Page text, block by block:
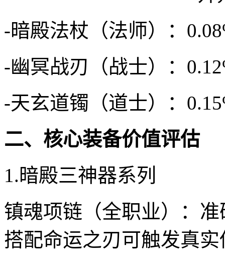
-暗殿法杖（法师）：
-幽冥战刃（战士）：
-天玄道镯（道士）：
二、核心装备价值评估
1.暗殿三神器系列
镇魂项链（全职业）：
搭配命运之刃可触发真